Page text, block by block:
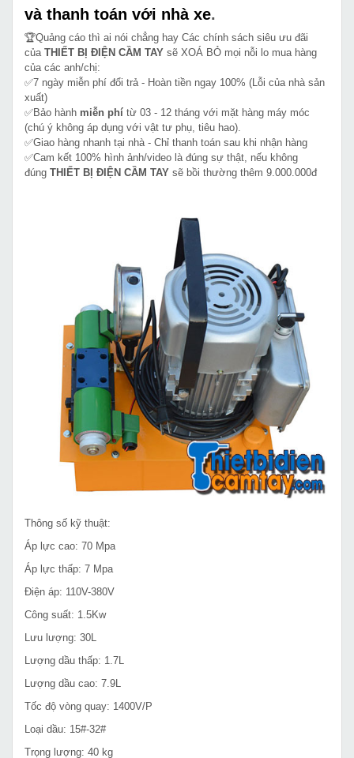
và thanh toán với nhà xe.
🏆Quảng cáo thì ai nói chẳng hay Các chính sách siêu ưu đãi
của THIẾT BỊ ĐIỆN CẦM TAY sẽ XOÁ BỎ mọi nỗi lo mua hàng
của các anh/chị:
✅7 ngày miễn phí đổi trả - Hoàn tiền ngay 100% (Lỗi của nhà sản
xuất)
✅Bảo hành miễn phí từ 03 - 12 tháng với mặt hàng máy móc
(chú ý không áp dụng với vật tư phụ, tiêu hao).
✅Giao hàng nhanh tại nhà - Chỉ thanh toán sau khi nhận hàng
✅Cam kết 100% hình ảnh/video là đúng sự thật, nếu không
đúng THIẾT BỊ ĐIỆN CẦM TAY sẽ bồi thường thêm 9.000.000đ
Thông số kỹ thuật:
Áp lực cao: 70 Mpa
Áp lực thấp: 7 Mpa
Điện áp: 110V-380V
Công suất: 1.5Kw
Lưu lượng: 30L
Lượng dầu thấp: 1.7L
Lượng dầu cao: 7.9L
Tốc độ vòng quay: 1400V/P
Loại dầu: 15#-32#
Trọng lượng: 40 kg